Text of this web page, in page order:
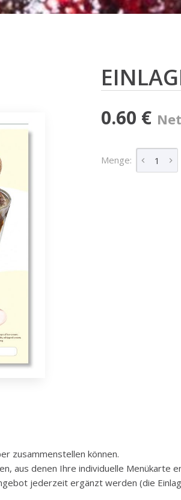
0.60 €
Menge:
zusammenstellen können.
aus denen Ihre individuelle Menükarte
jederzeit ergänzt werden (die